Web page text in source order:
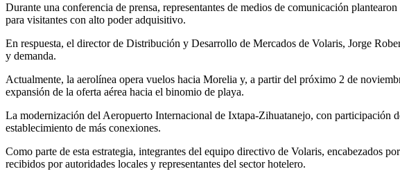
Durante una conferencia de prensa, representantes de medios de comunicación
para visitantes con alto poder adquisitivo.
En respuesta, el director de Distribución y Desarrollo de Mercados de Volaris, Jorge
y demanda.
Actualmente, la aerolínea opera vuelos hacia Morelia y, a partir del próximo 2 de
expansión de la oferta aérea hacia el binomio de playa.
La modernización del Aeropuerto Internacional de Ixtapa-Zihuatanejo, con
establecimiento de más conexiones.
Como parte de esta estrategia, integrantes del equipo directivo de Volaris, encabezados
recibidos por autoridades locales y representantes del sector hotelero.